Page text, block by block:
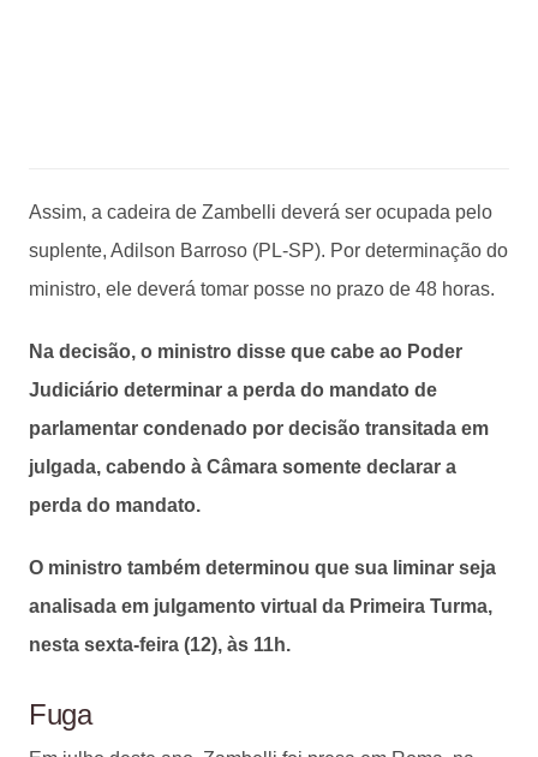
Assim, a cadeira de Zambelli deverá ser ocupada pelo
suplente, Adilson Barroso (PL-SP). Por determinação do
ministro, ele deverá tomar posse no prazo de 48 horas.
Na decisão, o ministro disse que cabe ao Poder
Judiciário determinar a perda do mandato de
parlamentar condenado por decisão transitada em
julgada, cabendo à Câmara somente declarar a
perda do mandato.
O ministro também determinou que sua liminar seja
analisada em julgamento virtual da Primeira Turma,
nesta sexta-feira (12), às 11h.
Fuga